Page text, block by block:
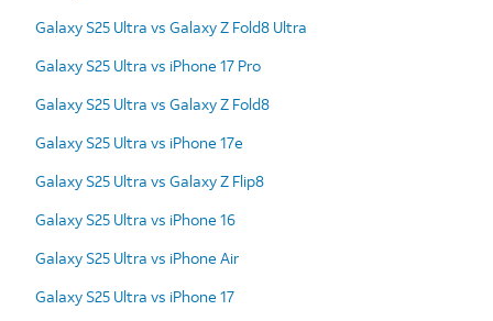
Galaxy S25 Ultra vs Galaxy Z Fold8 Ultra
Galaxy S25 Ultra vs iPhone 17 Pro
Galaxy S25 Ultra vs Galaxy Z Fold8
Galaxy S25 Ultra vs iPhone 17e
Galaxy S25 Ultra vs Galaxy Z Flip8
Galaxy S25 Ultra vs iPhone 16
Galaxy S25 Ultra vs iPhone Air
Galaxy S25 Ultra vs iPhone 17